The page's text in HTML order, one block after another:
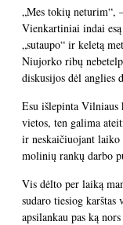
„Mes tokių neturim“,
Vienkartiniai indai
„sutaupo“ ir keletą
Niujorko ribų
diskusijos dėl anglies
Esu išlepinta
vietos, ten galima
ir neskaičiuojant
molinių rankų darbo
Vis dėlto per laiką
sudaro tiesiog karštas
apsilankau pas ką